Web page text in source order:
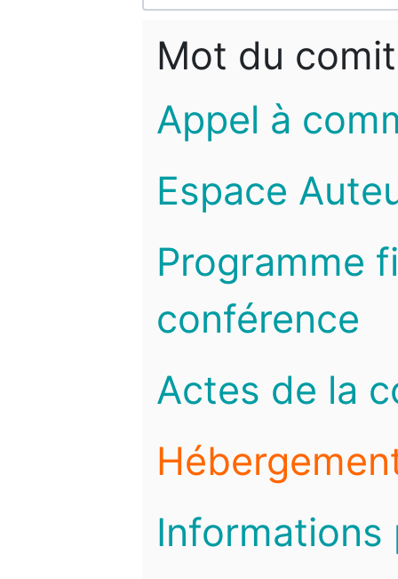
Mot du
Appel à
Espace
Programme
conférence
Actes de la
Informations